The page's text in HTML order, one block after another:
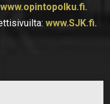
www.opintopolku.fi.
www.SJK.fi.